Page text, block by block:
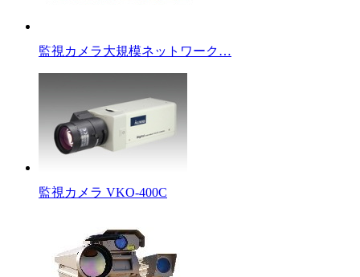
監視カメラ大規模ネットワーク…
監視カメラ VKO-400C